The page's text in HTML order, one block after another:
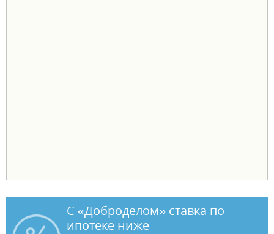
С «Доброделом» ставка по
ипотеке ниже